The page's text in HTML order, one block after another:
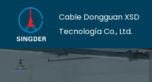
Cable Dongguan XSD
Tecnología Co., Ltd.